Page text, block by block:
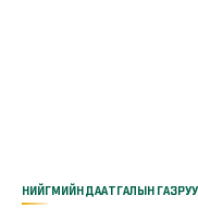
НИЙГМИЙН ДААТГАЛЫН